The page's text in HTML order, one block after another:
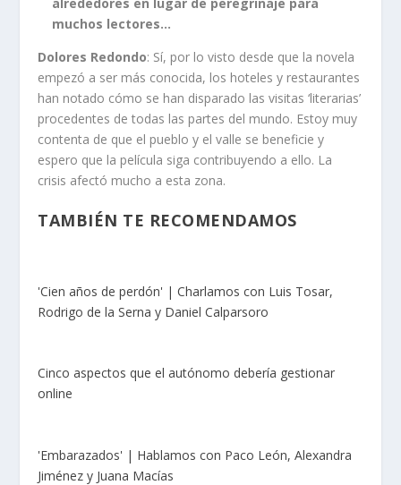
muchos lectores…
Dolores Redondo: Sí, por lo visto desde que la novela
empezó a ser más conocida, los hoteles y restaurantes
han notado cómo se han disparado las visitas ‘literarias’
procedentes de todas las partes del mundo. Estoy muy
contenta de que el pueblo y el valle se beneficie y
espero que la película siga contribuyendo a ello. La
crisis afectó mucho a esta zona.
TAMBIÉN TE RECOMENDAMOS
'Cien años de perdón' | Charlamos con Luis Tosar,
Rodrigo de la Serna y Daniel Calparsoro
Cinco aspectos que el autónomo debería gestionar
online
'Embarazados' | Hablamos con Paco León, Alexandra
Jiménez y Juana Macías